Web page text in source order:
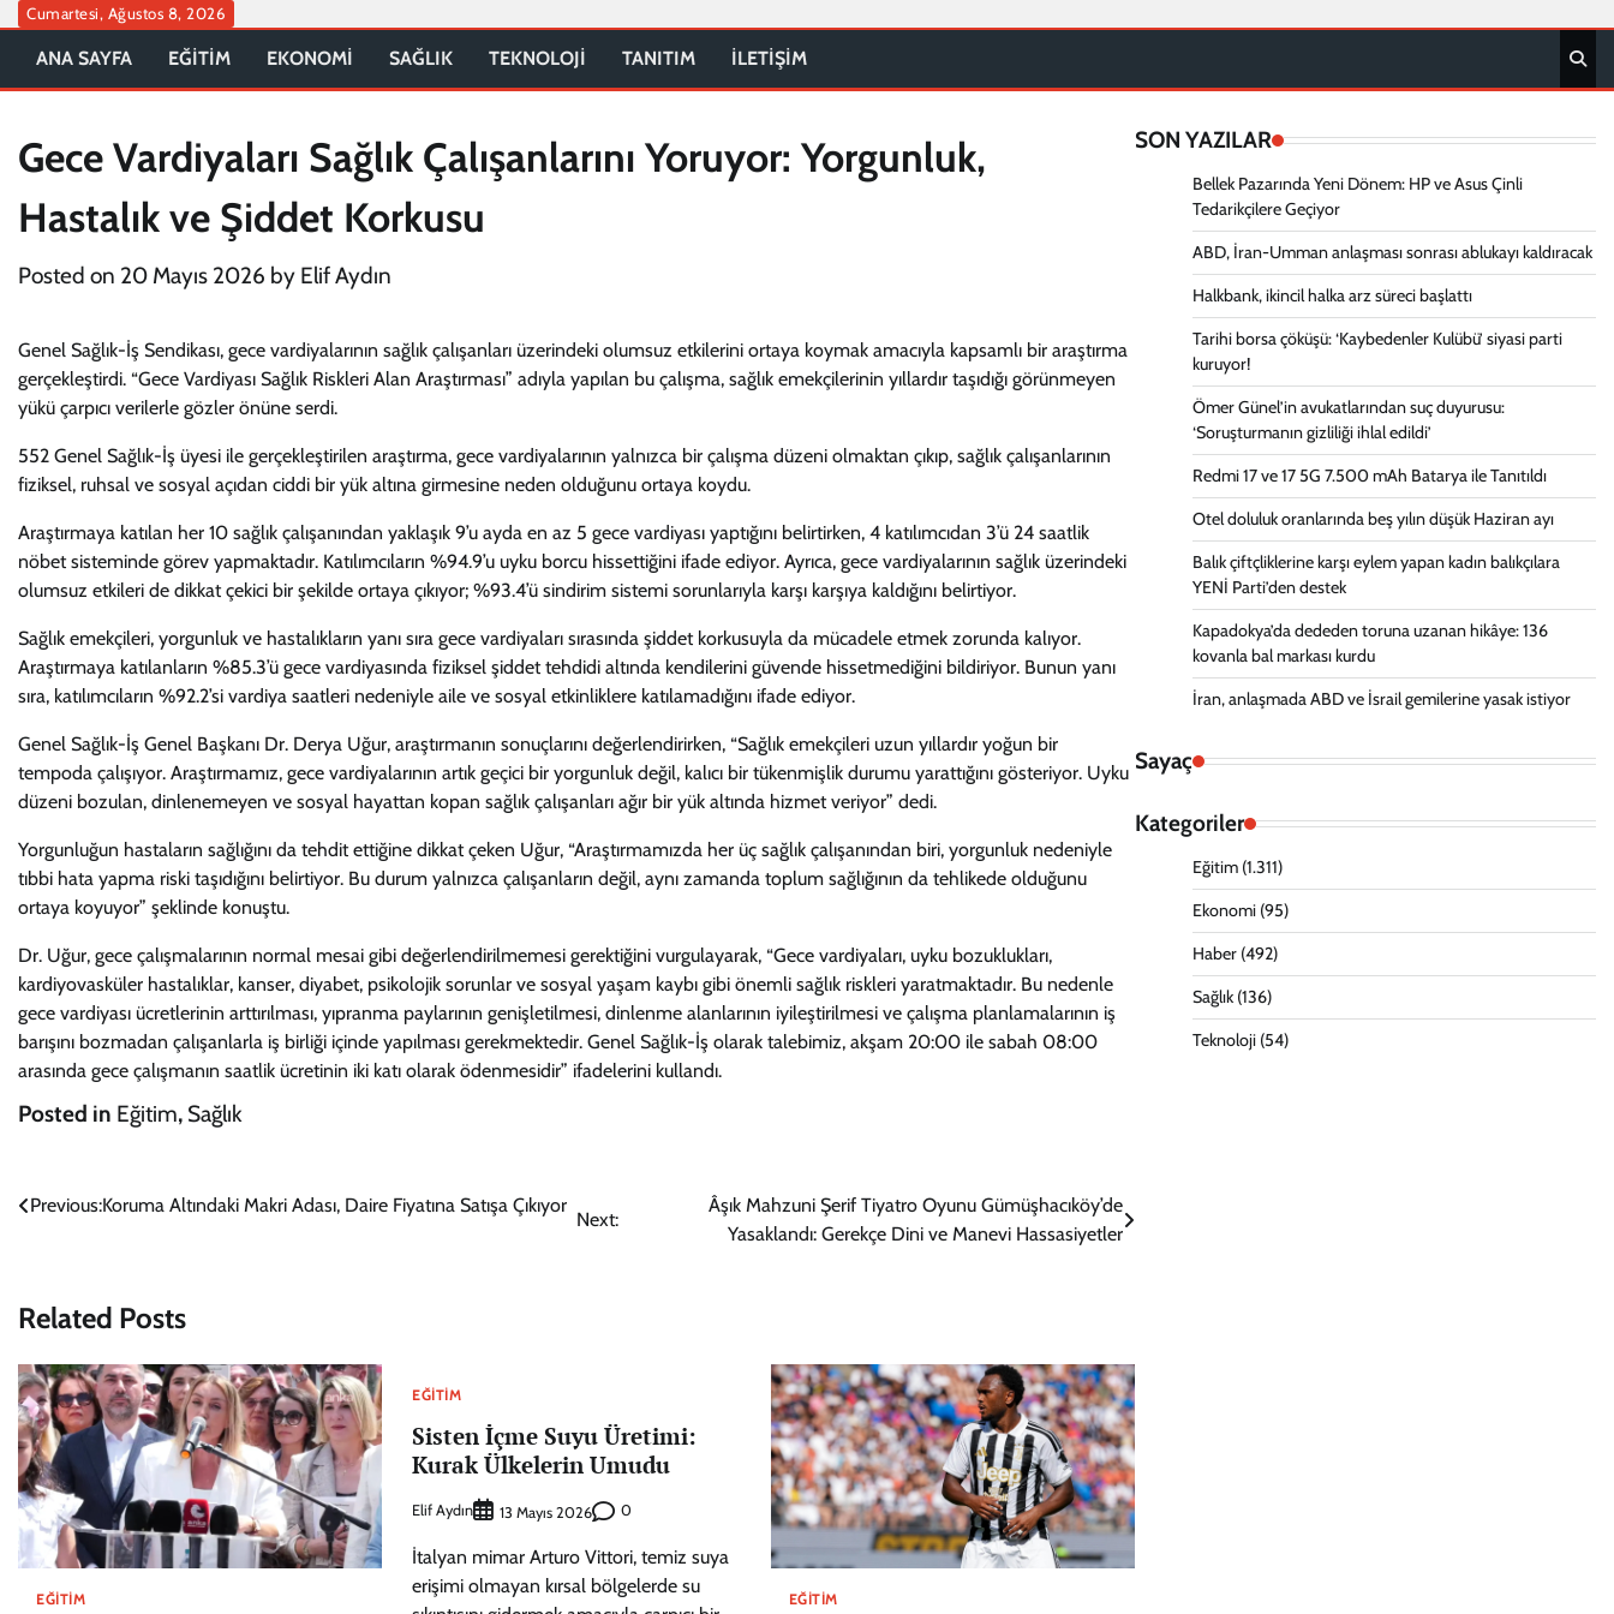
Skip
content
Cumartesi, Ağustos 8, 2026
ANA SAYFA EĞİTİM EKONOMİ SAĞLIK TEKNOLOJİ TANITIM İLETİŞİM
Gece Vardiyaları Sağlık Çalışanlarını Yoruyor: Yorgunluk,
Hastalık ve Şiddet Korkusu
Posted on 20 Mayıs 2026 by Elif Aydın
Genel Sağlık-İş Sendikası, gece vardiyalarının sağlık çalışanları üzerindeki olumsuz etkilerini ortaya koymak amacıyla kapsamlı bir araştırma
gerçekleştirdi. “Gece Vardiyası Sağlık Riskleri Alan Araştırması” adıyla yapılan bu çalışma, sağlık emekçilerinin yıllardır taşıdığı görünmeyen
yükü çarpıcı verilerle gözler önüne serdi.
552 Genel Sağlık-İş üyesi ile gerçekleştirilen araştırma, gece vardiyalarının yalnızca bir çalışma düzeni olmaktan çıkıp, sağlık çalışanlarının
fiziksel, ruhsal ve sosyal açıdan ciddi bir yük altına girmesine neden olduğunu ortaya koydu.
Araştırmaya katılan her 10 sağlık çalışanından yaklaşık 9’u ayda en az 5 gece vardiyası yaptığını belirtirken, 4 katılımcıdan 3’ü 24 saatlik
nöbet sisteminde görev yapmaktadır. Katılımcıların %94.9’u uyku borcu hissettiğini ifade ediyor. Ayrıca, gece vardiyalarının sağlık üzerindeki
olumsuz etkileri de dikkat çekici bir şekilde ortaya çıkıyor; %93.4’ü sindirim sistemi sorunlarıyla karşı karşıya kaldığını belirtiyor.
Sağlık emekçileri, yorgunluk ve hastalıkların yanı sıra gece vardiyaları sırasında şiddet korkusuyla da mücadele etmek zorunda kalıyor.
Araştırmaya katılanların %85.3’ü gece vardiyasında fiziksel şiddet tehdidi altında kendilerini güvende hissetmediğini bildiriyor. Bunun yanı
sıra, katılımcıların %92.2’si vardiya saatleri nedeniyle aile ve sosyal etkinliklere katılamadığını ifade ediyor.
Genel Sağlık-İş Genel Başkanı Dr. Derya Uğur, araştırmanın sonuçlarını değerlendirirken, “Sağlık emekçileri uzun yıllardır yoğun bir
tempoda çalışıyor. Araştırmamız, gece vardiyalarının artık geçici bir yorgunluk değil, kalıcı bir tükenmişlik durumu yarattığını gösteriyor. Uyku
düzeni bozulan, dinlenemeyen ve sosyal hayattan kopan sağlık çalışanları ağır bir yük altında hizmet veriyor” dedi.
Yorgunluğun hastaların sağlığını da tehdit ettiğine dikkat çeken Uğur, “Araştırmamızda her üç sağlık çalışanından biri, yorgunluk nedeniyle
tıbbi hata yapma riski taşıdığını belirtiyor. Bu durum yalnızca çalışanların değil, aynı zamanda toplum sağlığının da tehlikede olduğunu
ortaya koyuyor” şeklinde konuştu.
Dr. Uğur, gece çalışmalarının normal mesai gibi değerlendirilmemesi gerektiğini vurgulayarak, “Gece vardiyaları, uyku bozuklukları,
kardiyovasküler hastalıklar, kanser, diyabet, psikolojik sorunlar ve sosyal yaşam kaybı gibi önemli sağlık riskleri yaratmaktadır. Bu nedenle
gece vardiyası ücretlerinin arttırılması, yıpranma paylarının genişletilmesi, dinlenme alanlarının iyileştirilmesi ve çalışma planlamalarının iş
barışını bozmadan çalışanlarla iş birliği içinde yapılması gerekmektedir. Genel Sağlık-İş olarak talebimiz, akşam 20:00 ile sabah 08:00
arasında gece çalışmanın saatlik ücretinin iki katı olarak ödenmesidir” ifadelerini kullandı.
Posted in Eğitim, Sağlık
Yazı
Previous:Koruma Altındaki Makri Adası, Daire Fiyatına Satışa Çıkıyor
Next:
Âşık Mahzuni Şerif Tiyatro Oyunu Gümüşhacıköy’de
Yasaklandı: Gerekçe Dini ve Manevi Hassasiyetler
Related Posts
EĞITIM
EĞITIM
Sisten İçme Suyu Üretimi:
Kurak Ülkelerin Umudu
Elif Aydın 13 Mayıs 2026 0
İtalyan mimar Arturo Vittori, temiz suya
erişimi olmayan kırsal bölgelerde su
EĞITIM
SON YAZILAR
Bellek Pazarında Yeni Dönem: HP ve Asus Çinli
Tedarikçilere Geçiyor
ABD, İran-Umman anlaşması sonrası ablukayı kaldıracak
Halkbank, ikincil halka arz süreci başlattı
Tarihi borsa çöküşü: ‘Kaybedenler Kulübü’ siyasi parti
kuruyor!
Ömer Günel’in avukatlarından suç duyurusu:
‘Soruşturmanın gizliliği ihlal edildi’
Redmi 17 ve 17 5G 7.500 mAh Batarya ile Tanıtıldı
Otel doluluk oranlarında beş yılın düşük Haziran ayı
Balık çiftçliklerine karşı eylem yapan kadın balıkçılara
YENİ Parti’den destek
Kapadokya’da dededen toruna uzanan hikâye: 136
kovanla bal markası kurdu
İran, anlaşmada ABD ve İsrail gemilerine yasak istiyor
Sayaç
Kategoriler
Eğitim(1.311)
Ekonomi(95)
Haber(492)
Sağlık(136)
Teknoloji(54)